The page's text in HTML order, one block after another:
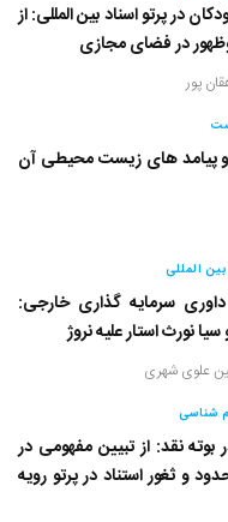
در پرتو اسناد بین المللی: از
در فضای مجازی
پور
پیامد های زیست محیطی آن
المللی
سرمایه گذاری خارجی:
نورث استار علیه نروژ
علوی شهری
شناسی
نقد: از تبیین مفهومی در
و ثغور استناد در پرتو رویه